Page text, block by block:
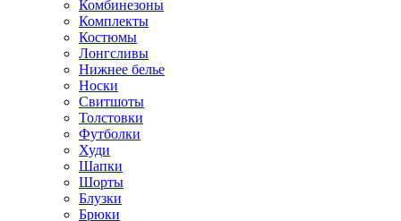
Комбинезоны
Комплекты
Костюмы
Лонгсливы
Нижнее белье
Носки
Свитшоты
Толстовки
Футболки
Худи
Шапки
Шорты
Блузки
Брюки